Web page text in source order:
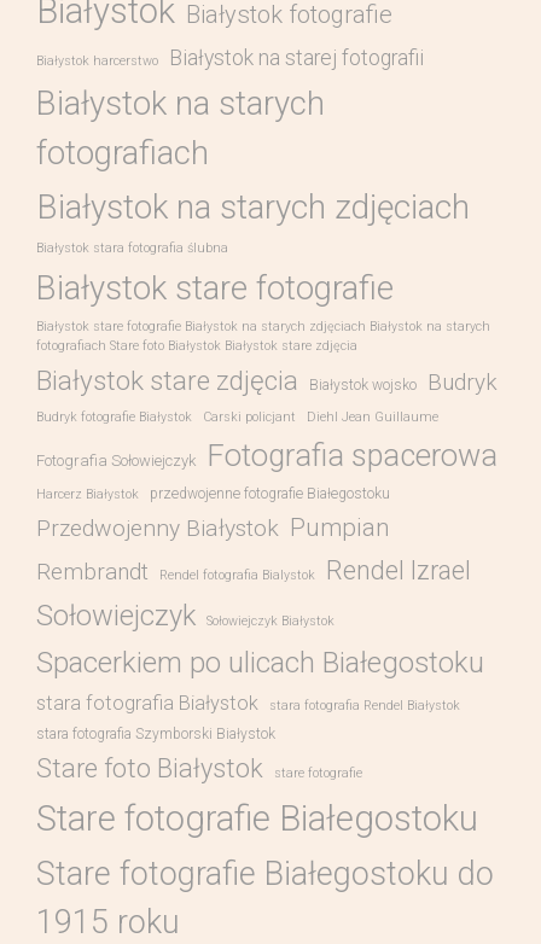
Białystok Białystok fotografie
Białystok harcerstwo Białystok na starej fotografii
Białystok na starych
fotografiach
Białystok na starych zdjęciach
Białystok stara fotografia ślubna
Białystok stare fotografie
Białystok stare fotografie Białystok na starych zdjęciach Białystok na starych
fotografiach Stare foto Białystok Białystok stare zdjęcia
Białystok stare zdjęcia Białystok wojsko Budryk
Budryk fotografie Białystok Carski policjant Diehl Jean Guillaume
Fotografia Sołowiejczyk Fotografia spacerowa
Harcerz Białystok przedwojenne fotografie Białegostoku
Przedwojenny Białystok Pumpian
Rembrandt Rendel fotografia Bialystok Rendel Izrael
Sołowiejczyk Sołowiejczyk Białystok
Spacerkiem po ulicach Białegostoku
stara fotografia Białystok stara fotografia Rendel Białystok
stara fotografia Szymborski Białystok
Stare foto Białystok stare fotografie
Stare fotografie Białegostoku
Stare fotografie Białegostoku do
1915 roku